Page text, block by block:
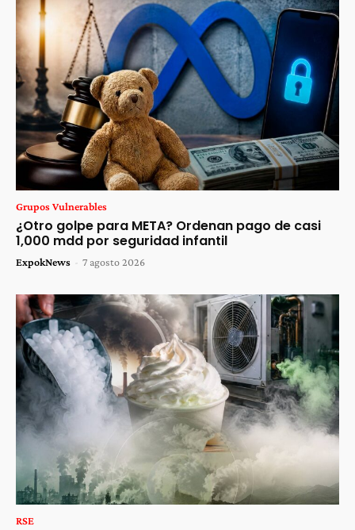
Grupos Vulnerables
¿Otro golpe para META? Ordenan pago de casi
1,000 mdd por seguridad infantil
ExpokNews - 7 agosto 2026
RSE